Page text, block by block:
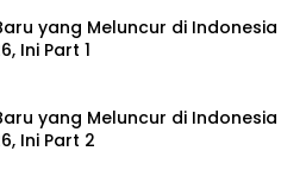
yang Meluncur di Indonesia
Ini Part 1
yang Meluncur di Indonesia
Ini Part 2